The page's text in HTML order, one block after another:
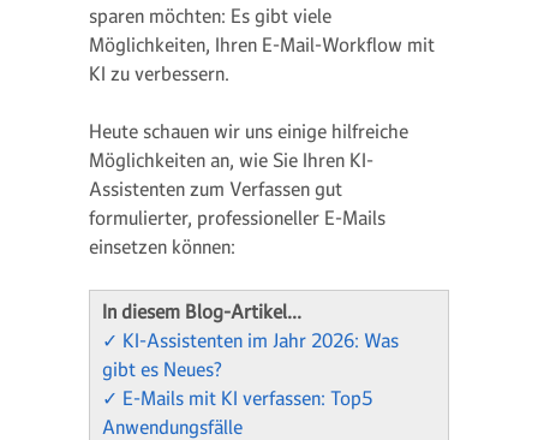
sparen möchten: Es gibt viele
Möglichkeiten, Ihren E-Mail-Workflow mit
KI zu verbessern.
Heute schauen wir uns einige hilfreiche
Möglichkeiten an, wie Sie Ihren KI-
Assistenten zum Verfassen gut
formulierter, professioneller E-Mails
einsetzen können:
In diesem Blog-Artikel...
✓ KI-Assistenten im Jahr 2026: Was
gibt es Neues?
✓ E-Mails mit KI verfassen: Top5
Anwendungsfälle